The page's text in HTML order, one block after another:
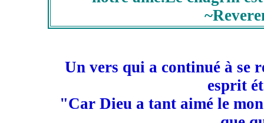
Un vers qui a continué à se
esprit
"Car Dieu a tant aimé le